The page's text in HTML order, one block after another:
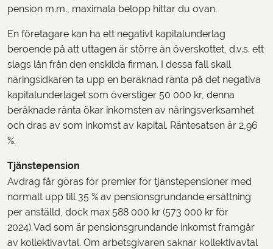
pension m.m., maximala belopp hittar du ovan.
En företagare kan ha ett negativt kapitalunderlag
beroende på att uttagen är större än överskottet, d.v.s. ett
slags lån från den enskilda firman. I dessa fall skall
näringsidkaren ta upp en beräknad ränta på det negativa
kapitalunderlaget som överstiger 50 000 kr, denna
beräknade ränta ökar inkomsten av näringsverksamhet
och dras av som inkomst av kapital. Räntesatsen är 2,96
%.
Tjänstepension
Avdrag får göras för premier för tjänstepensioner med
normalt upp till 35 % av pensionsgrundande ersättning
per anställd, dock max 588 000 kr (573 000 kr för
2024). Vad som är pensionsgrundande inkomst framgår
av kollektivavtal. Om arbetsgivaren saknar kollektivavtal